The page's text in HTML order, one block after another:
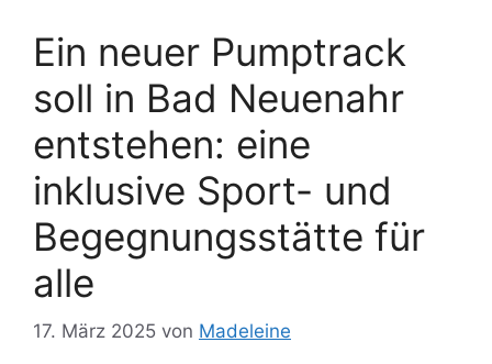
Ein neuer Pumptrack
soll in Bad Neuenahr
entstehen: eine
inklusive Sport- und
Begegnungsstätte für
alle
17. März 2025 von Madeleine